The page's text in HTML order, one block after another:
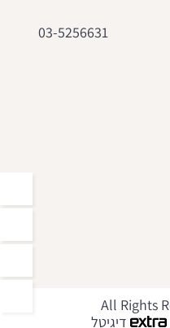
03-5256631
דיגיטל